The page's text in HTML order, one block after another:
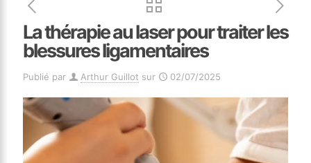
La thérapie au laser pour traiter les
blessures ligamentaires
Publié par Arthur Guillot sur 02/07/2025